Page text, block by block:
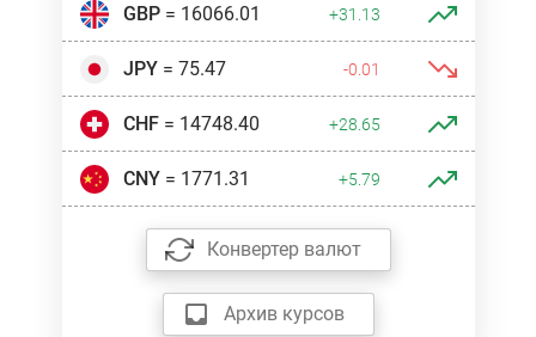
GBP= 16066.01 +31.13
JPY= 75.47 -0.01
CHF= 14748.40 +28.65
CNY= 1771.31 +5.79
Конвертер валют
Архив курсов